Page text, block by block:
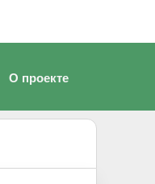
О проекте